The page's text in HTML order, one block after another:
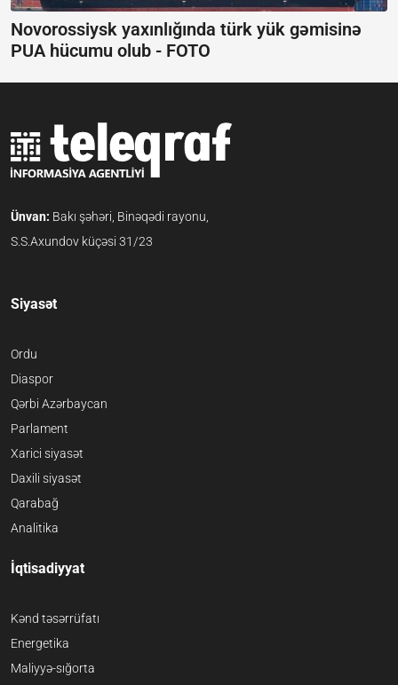
Novorossiysk yaxınlığında türk yük gəmisinə
PUA hücumu olub - FOTO
Ünvan: Bakı şəhəri, Binəqədi rayonu,
S.S.Axundov küçəsi 31/23
Siyasət
Ordu
Diaspor
Qərbi Azərbaycan
Parlament
Xarici siyasət
Daxili siyasət
Qarabağ
Analitika
İqtisadiyyat
Kənd təsərrüfatı
Energetika
Maliyyə-sığorta